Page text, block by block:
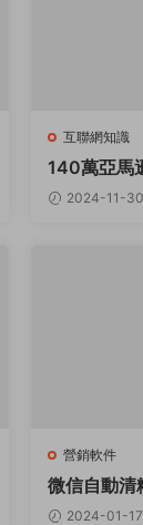
互聯網知識
140萬亞馬
2024-11-30
營銷軟件
微信自動清
2024-01-17